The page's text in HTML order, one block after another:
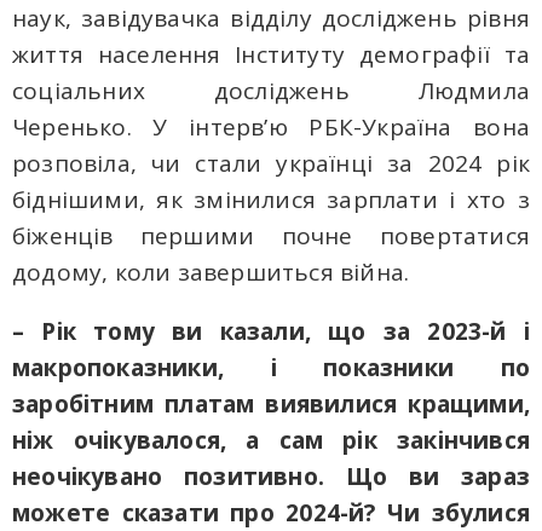
наук, завідувачка відділу досліджень рівня
життя населення Інституту демографії та
соціальних досліджень Людмила
Черенько. У інтерв’ю РБК-Україна вона
розповіла, чи стали українці за 2024 рік
біднішими, як змінилися зарплати і хто з
біженців першими почне повертатися
додому, коли завершиться війна.
– Рік тому ви казали, що за 2023-й і
макропоказники, і показники по
заробітним платам виявилися кращими,
ніж очікувалося, а сам рік закінчився
неочікувано позитивно. Що ви зараз
можете сказати про 2024-й? Чи збулися